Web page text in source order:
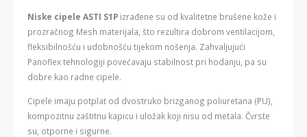
Niske cipele ASTI S1P izrađene su od kvalitetne brušene kože i
prozračnog Mesh materijala, što rezultira dobrom ventilacijom,
fleksibilnošću i udobnošću tijekom nošenja. Zahvaljujući
Panoflex tehnologiji povećavaju stabilnost pri hodanju, pa su
dobre kao radne cipele.
Cipele imaju potplat od dvostruko brizganog poliuretana (PU),
kompozitnu zaštitnu kapicu i uložak koji nisu od metala. Čvrste
su, otporne i sigurne.